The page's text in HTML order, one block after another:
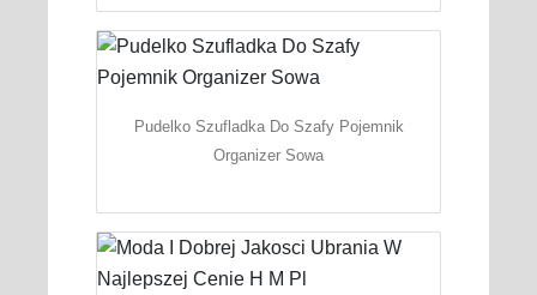
Pudelko Szufladka Do Szafy Pojemnik
Organizer Sowa